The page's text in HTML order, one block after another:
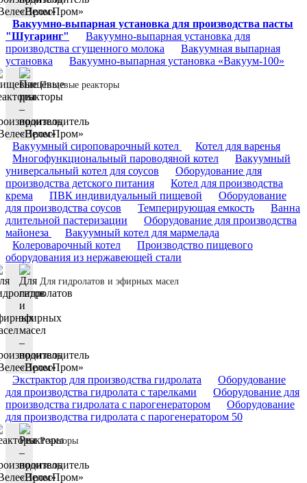
Вакуумно-выпарная установка для производства пасты
"Шугаринг"
Вакуумно-выпарная установка для
производства сгущенного молока
Вакуумная выпарная
установка
Вакуумно-выпарная установка «Вакуум-100»
Пищевые реакторы
Вакуумный сироповарочный котел
Котел для варенья
Многофункциональный пароводяной котел
Вакуумный
универсальный котел для соусов
Оборудование для
производства детского питания
Котел для производства
крема
ПВК индивидуальный пищевой
Оборудование
для производства соусов
Темперирующая емкость
Ванна
длительной пастеризации
Оборудование для производства
майонеза
Вакуумный котел для мармелада
Колероварочный котел
Производство пищевого
оборудования из нержавеющей стали
Для гидролатов и эфирных масел
Экстрактор для производства гидролата
Оборудование
для производства гидролата с тарелками
Оборудование для
производства гидролата с парогенератором
Оборудование
для производства гидролата с парогенератором 50
Реакторы